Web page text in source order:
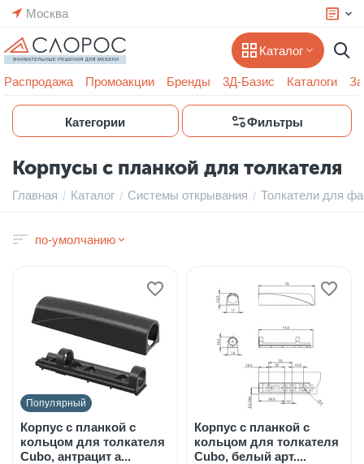
Москва
Каталог
Распродажа Промоакции Бренды 3Д-Базис Каталоги
Категории Фильтры
Корпусы с планкой для толкателя
Главная / Каталог / Системы открывания / Толкатели для
по-умолчанию
Популярный
Корпус с планкой с
кольцом для толкателя
Cubo, антрацит а...
Корпус с планкой с
кольцом для толкателя
Cubo, белый арт....